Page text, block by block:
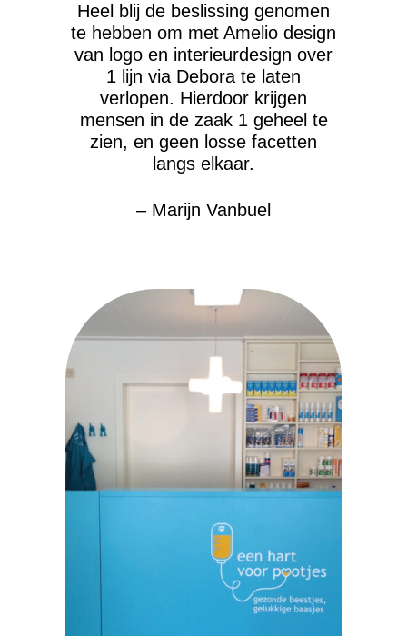
Heel blij de beslissing genomen
te hebben om met Amelio design
van logo en interieurdesign over
1 lijn via Debora te laten
verlopen. Hierdoor krijgen
mensen in de zaak 1 geheel te
zien, en geen losse facetten
langs elkaar.
– Marijn Vanbuel